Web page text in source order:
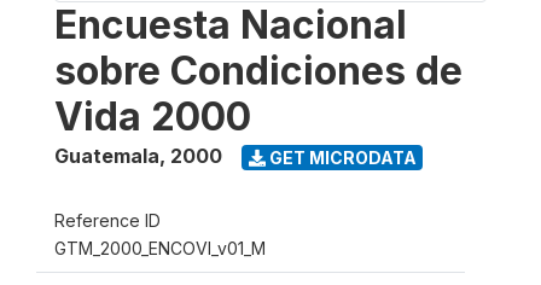
Encuesta Nacional
sobre Condiciones de
Vida 2000
Guatemala, 2000 GET MICRODATA
Reference ID
GTM_2000_ENCOVI_v01_M